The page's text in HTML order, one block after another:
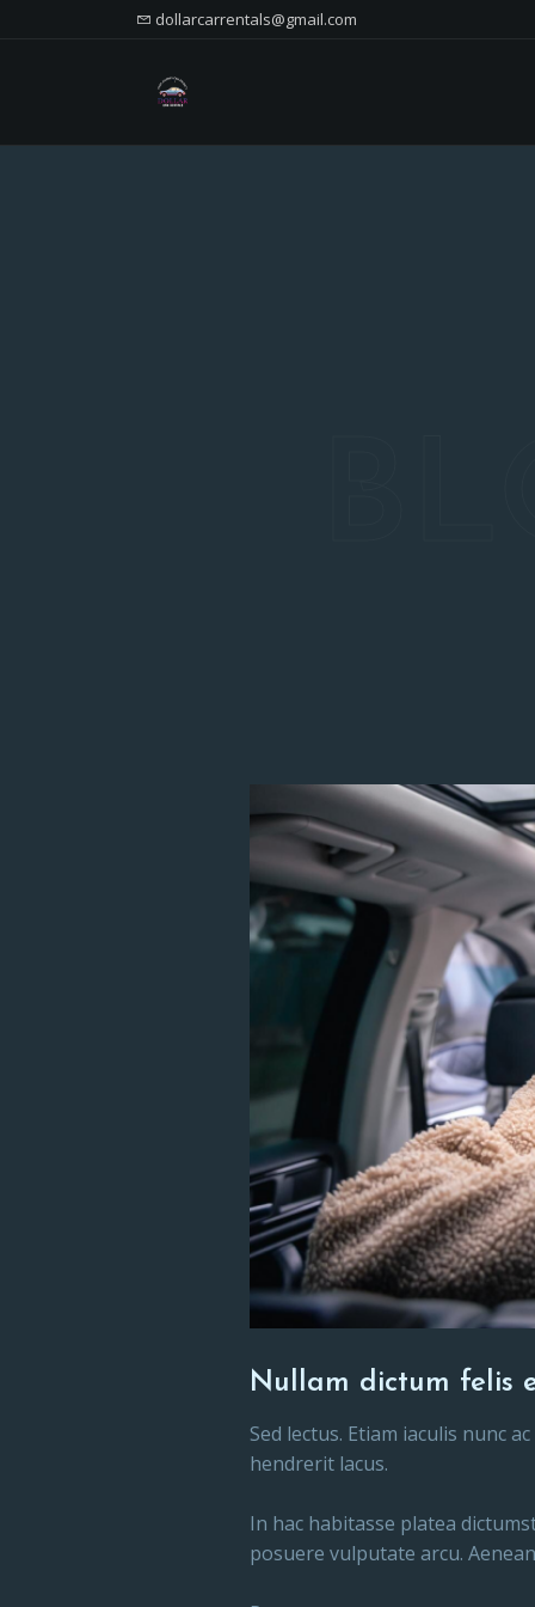
dollarcarrentals@gmail.com
Nullam dictum felis
Sed lectus. Etiam iaculis nunc
hendrerit lacus.
In hac habitasse platea
posuere vulputate arcu.